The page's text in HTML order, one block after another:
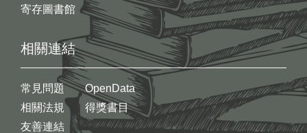
寄存圖書館
相關連結
常見問題
相關法規
友善連結
OpenData
得獎書目